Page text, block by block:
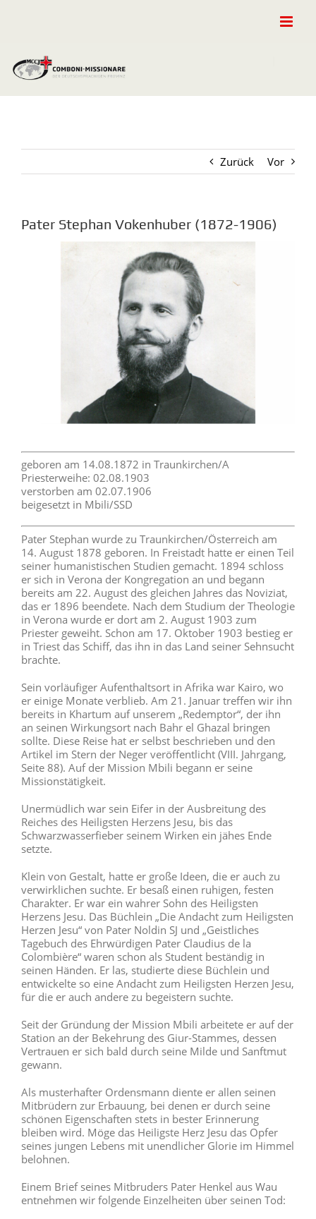
Zurück Vor
Pater Stephan Vokenhuber (1872-1906)
geboren am 14.08.1872 in Traunkirchen/A
Priesterweihe: 02.08.1903
verstorben am 02.07.1906
beigesetzt in Mbili/SSD
Pater Stephan wurde zu Traunkirchen/Österreich am
14. August 1878 geboren. In Freistadt hatte er einen Teil
seiner humanistischen Studien gemacht. 1894 schloss
er sich in Verona der Kongregation an und begann
bereits am 22. August des gleichen Jahres das Noviziat,
das er 1896 beendete. Nach dem Studium der Theologie
in Verona wurde er dort am 2. August 1903 zum
Priester geweiht. Schon am 17. Oktober 1903 bestieg er
in Triest das Schiff, das ihn in das Land seiner Sehnsucht
brachte.
Sein vorläufiger Aufenthaltsort in Afrika war Kairo, wo
er einige Monate verblieb. Am 21. Januar treffen wir ihn
bereits in Khartum auf unserem „Redemptor“, der ihn
an seinen Wirkungsort nach Bahr el Ghazal bringen
sollte. Diese Reise hat er selbst beschrieben und den
Artikel im Stern der Neger veröffentlicht (VIII. Jahrgang,
Seite 88). Auf der Mission Mbili begann er seine
Missionstätigkeit.
Unermüdlich war sein Eifer in der Ausbreitung des
Reiches des Heiligsten Herzens Jesu, bis das
Schwarzwasserfieber seinem Wirken ein jähes Ende
setzte.
Klein von Gestalt, hatte er große Ideen, die er auch zu
verwirklichen suchte. Er besaß einen ruhigen, festen
Charakter. Er war ein wahrer Sohn des Heiligsten
Herzens Jesu. Das Büchlein „Die Andacht zum Heiligsten
Herzen Jesu“ von Pater Noldin SJ und „Geistliches
Tagebuch des Ehrwürdigen Pater Claudius de la
Colombière“ waren schon als Student beständig in
seinen Händen. Er las, studierte diese Büchlein und
entwickelte so eine Andacht zum Heiligsten Herzen Jesu,
für die er auch andere zu begeistern suchte.
Seit der Gründung der Mission Mbili arbeitete er auf der
Station an der Bekehrung des Giur-Stammes, dessen
Vertrauen er sich bald durch seine Milde und Sanftmut
gewann.
Als musterhafter Ordensmann diente er allen seinen
Mitbrüdern zur Erbauung, bei denen er durch seine
schönen Eigenschaften stets in bester Erinnerung
bleiben wird. Möge das Heiligste Herz Jesu das Opfer
seines jungen Lebens mit unendlicher Glorie im Himmel
belohnen.
Einem Brief seines Mitbruders Pater Henkel aus Wau
entnehmen wir folgende Einzelheiten über seinen Tod: